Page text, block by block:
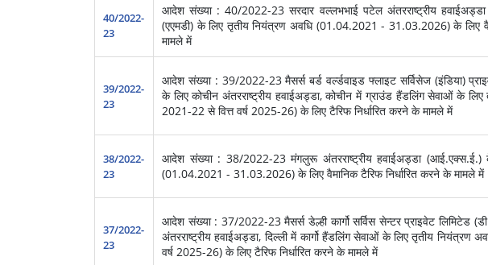
40/2022-
23
आदेश संख्या : 40/2022-23 सरदार वल्लभभाई पटेल अंतरराष्ट्रीय हवाईअड्डा
(एएमडी) के लिए तृतीय नियंत्रण अवधि (01.04.2021 - 31.03.2026) के लिए
मामले में
39/2022-
23
आदेश संख्या : 39/2022-23 मैसर्स बर्ड वर्ल्डवाइड फ्लाइट सर्विसेज (इंडिया)
के लिए कोचीन अंतरराष्ट्रीय हवाईअड्डा, कोचीन में ग्राउंड हैंडलिंग सेवाओं के लिए
2021-22 से वित्त वर्ष 2025-26) के लिए टैरिफ निर्धारित करने के मामले में
38/2022-
23
आदेश संख्या : 38/2022-23 मंगलुरू अंतरराष्ट्रीय हवाईअड्डा (आई.एक्स.ई.)
(01.04.2021 - 31.03.2026) के लिए वैमानिक टैरिफ निर्धारित करने के मामले में
37/2022-
23
आदेश संख्या : 37/2022-23 मैसर्स डेल्ही कार्गो सर्विस सेन्टर प्राइवेट लिमिटेड
अंतरराष्ट्रीय हवाईअड्डा, दिल्ली में कार्गो हैंडलिंग सेवाओं के लिए तृतीय नियंत्रण
वर्ष 2025-26) के लिए टैरिफ निर्धारित करने के मामले में